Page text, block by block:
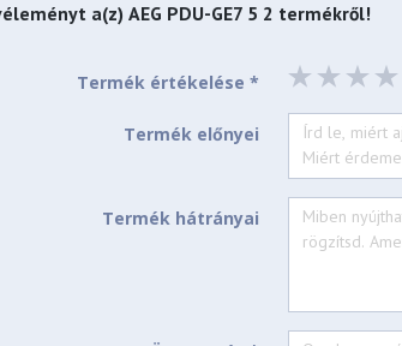
a(z)AEG PDU-GE7 5 2 termékről!
Termék értékelése *
Termék előnyei
Termék hátrányai